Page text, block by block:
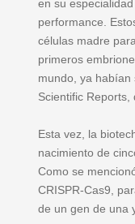
en su
performance.
células madre
primeros
mundo, ya habían
Scientific
Esta vez, la
nacimiento de
Como se
CRISPR-Cas9,
de un gen de una